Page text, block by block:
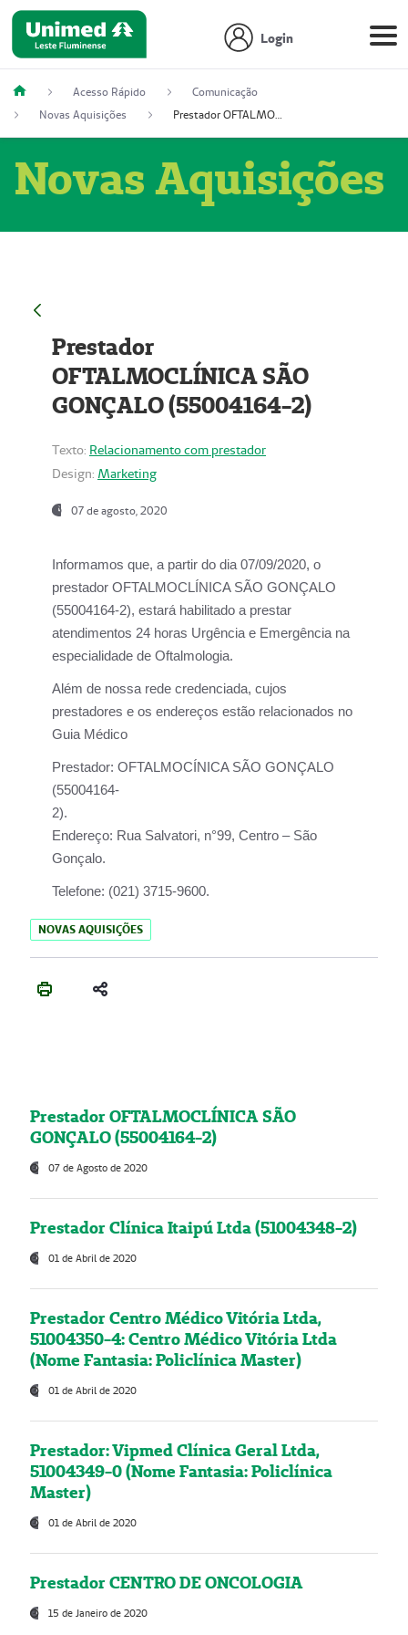
Login
Acesso Rápido
Comunicação
Novas Aquisições
Prestador OFTALMOCLÍNICA SÃO GONÇALO (55004164-2)
Novas Aquisições
Prestador
OFTALMOCLÍNICA SÃO
GONÇALO (55004164-2)
Texto: Relacionamento com prestador
Design: Marketing
07 de agosto, 2020
Informamos que, a partir do dia07/09/2020, o
prestador OFTALMOCLÍNICA SÃO GONÇALO
(55004164-2), estará habilitado a prestar
atendimentos 24 horas Urgência e Emergência na
especialidade de Oftalmologia.
Além de nossa rede credenciada, cujos
prestadores e os endereços estão relacionados no
Guia Médico
Prestador: OFTALMOCÍNICA SÃO GONÇALO
(55004164-
2).
Endereço: Rua Salvatori, n°99, Centro – São
Gonçalo.
Telefone: (021) 3715-9600.
NOVAS AQUISIÇÕES
Prestador OFTALMOCLÍNICA SÃO
GONÇALO (55004164-2)
07 de Agosto de 2020
Prestador Clínica Itaipú Ltda (51004348-2)
01 de Abril de 2020
Prestador Centro Médico Vitória Ltda,
51004350-4: Centro Médico Vitória Ltda
(Nome Fantasia: Policlínica Master)
01 de Abril de 2020
Prestador: Vipmed Clínica Geral Ltda,
51004349-0 (Nome Fantasia: Policlínica
Master)
01 de Abril de 2020
Prestador CENTRO DE ONCOLOGIA
15 de Janeiro de 2020